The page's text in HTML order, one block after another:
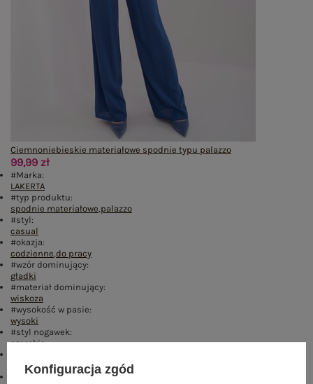
Ciemnoniebieskie materiałowe spodnie typu palazzo
99,99 zł
#Marka:
LAKERTA
#typ produktu:
spodnie materiałowe,palazzo
#styl:
casual
#okazja:
codzienne,do pracy
#wzór dominujący:
gładki
#materiał dominujący:
wiskoza
#wysokość w pasie:
wysoki
#styl nogawek:
szerokie
wiązanie
#kieszenie:
Konfiguracja zgód